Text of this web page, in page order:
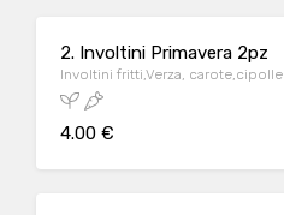
2. Involtini Primavera 2pz
Involtini fritti,Verza, carote,cipolle
4.00 €